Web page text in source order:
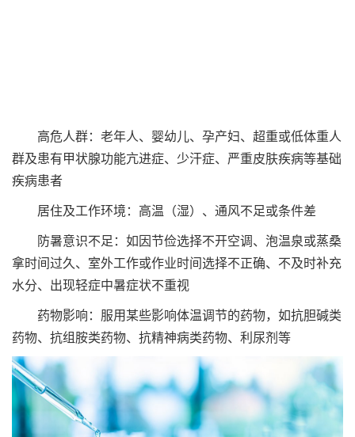
高危人群：老年人、婴幼儿、孕产妇、超重或低体重人
群及患有甲状腺功能亢进症、少汗症、严重皮肤疾病等基础
疾病患者
居住及工作环境：高温（湿）、通风不足或条件差
防暑意识不足：如因节俭选择不开空调、泡温泉或蒸桑
拿时间过久、室外工作或作业时间选择不正确、不及时补充
水分、出现轻症中暑症状不重视
药物影响：服用某些影响体温调节的药物，如抗胆碱类
药物、抗组胺类药物、抗精神病类药物、利尿剂等